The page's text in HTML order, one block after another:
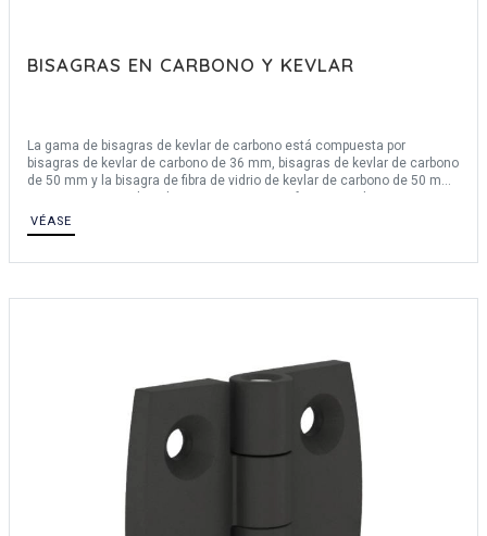
BISAGRAS EN CARBONO Y KEVLAR
La gama de bisagras de kevlar de carbono está compuesta por
bisagras de kevlar de carbono de 36 mm, bisagras de kevlar de carbono
de 50 mm y la bisagra de fibra de vidrio de kevlar de carbono de 50 mm.
resistencia al paso del tiempo. Las bisagras de carbono Kevlar ofrecen
un ángulo de apertura de 270°. PINET Industrie es distribuidor oficial en
con nosotros.
VÉASE